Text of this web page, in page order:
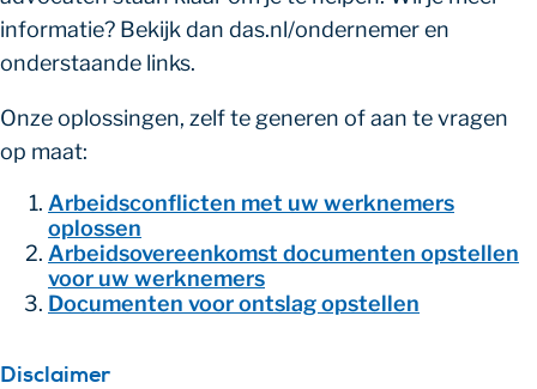
informatie? Bekijk dan das.nl/ondernemer en
onderstaande links.
Onze oplossingen, zelf te generen of aan te vragen
op maat:
Arbeidsconflicten met uw werknemers
oplossen
Arbeidsovereenkomst documenten opstellen
voor uw werknemers
Documenten voor ontslag opstellen
Disclaimer